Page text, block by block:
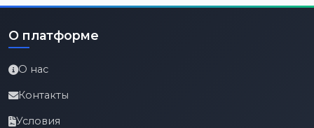
О платформе
О нас
Контакты
Условия